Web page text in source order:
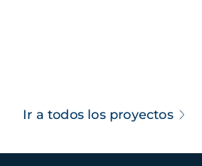
Ir a todos los proyectos